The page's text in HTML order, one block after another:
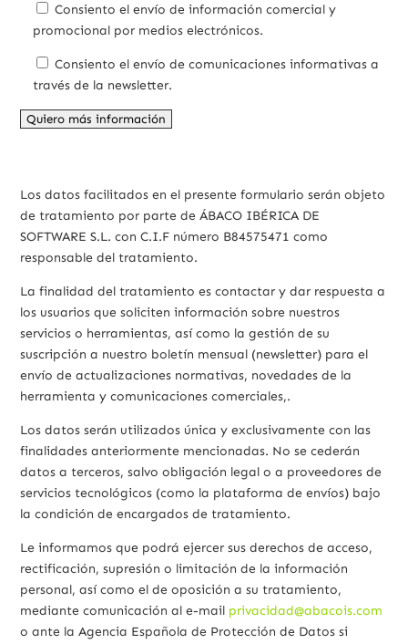
Consiento el envío de información comercial y
promocional por medios electrónicos.
Consiento el envío de comunicaciones informativas a
través de la newsletter.
Los datos facilitados en el presente formulario serán objeto
de tratamiento por parte de ÁBACO IBÉRICA DE
SOFTWARE S.L. con C.I.F número B84575471 como
responsable del tratamiento.
La finalidad del tratamiento es contactar y dar respuesta a
los usuarios que soliciten información sobre nuestros
servicios o herramientas, así como la gestión de su
suscripción a nuestro boletín mensual (newsletter) para el
envío de actualizaciones normativas, novedades de la
herramienta y comunicaciones comerciales,.
Los datos serán utilizados única y exclusivamente con las
finalidades anteriormente mencionadas. No se cederán
datos a terceros, salvo obligación legal o a proveedores de
servicios tecnológicos (como la plataforma de envíos) bajo
la condición de encargados de tratamiento.
Le informamos que podrá ejercer sus derechos de acceso,
rectificación, supresión o limitación de la información
personal, así como el de oposición a su tratamiento,
mediante comunicación al e-mail privacidad@abacois.com
o ante la Agencia Española de Protección de Datos si